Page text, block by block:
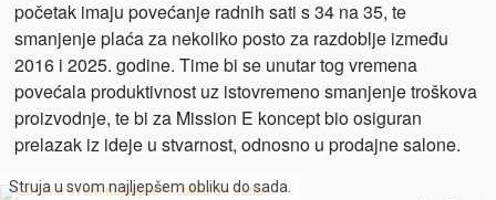
početak imaju povećanje radnih sati s 34 na 35, te
smanjenje plaća za nekoliko posto za razdoblje između
2016 i 2025. godine. Time bi se unutar tog vremena
povećala produktivnost uz istovremeno smanjenje troškova
proizvodnje, te bi za Mission E koncept bio osiguran
prelazak iz ideje u stvarnost, odnosno u prodajne salone.
Struja u svom najljepšem obliku do sada.